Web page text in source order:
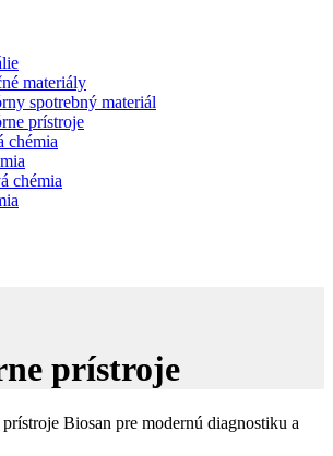
materiály
spotrebný materiál
prístroje
chémia
chémia
prístroje
Biosan pre modernú diagnostiku a